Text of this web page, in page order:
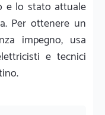
e lo stato attuale
Per ottenere un
impegno, usa
e tecnici